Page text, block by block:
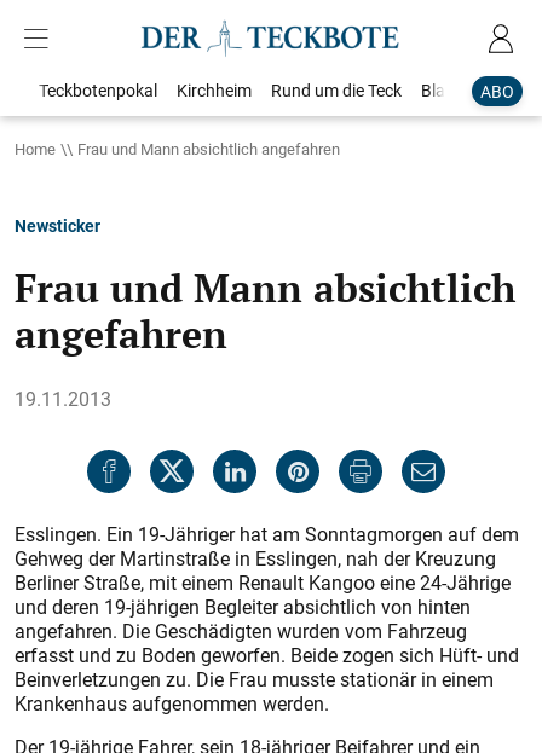
ABO
Teckbotenpokal Kirchheim Rund um die Teck Blaulicht
Home Frau und Mann absichtlich angefahren
Newsticker
Frau und Mann absichtlich
angefahren
19.11.2013
Esslingen. Ein 19-Jähriger hat am Sonntagmorgen auf dem
Gehweg der Martinstraße in Esslingen, nah der Kreuzung
Berliner Straße, mit einem Renault Kangoo eine 24-Jährige
und deren 19-jährigen Begleiter absichtlich von hinten
angefahren. Die Geschädigten wurden vom Fahrzeug
erfasst und zu Boden geworfen. Beide zogen sich Hüft- und
Beinverletzungen zu. Die Frau musste stationär in einem
Krankenhaus aufgenommen werden.
Der 19-jährige Fahrer, sein 18-jähriger Beifahrer und ein